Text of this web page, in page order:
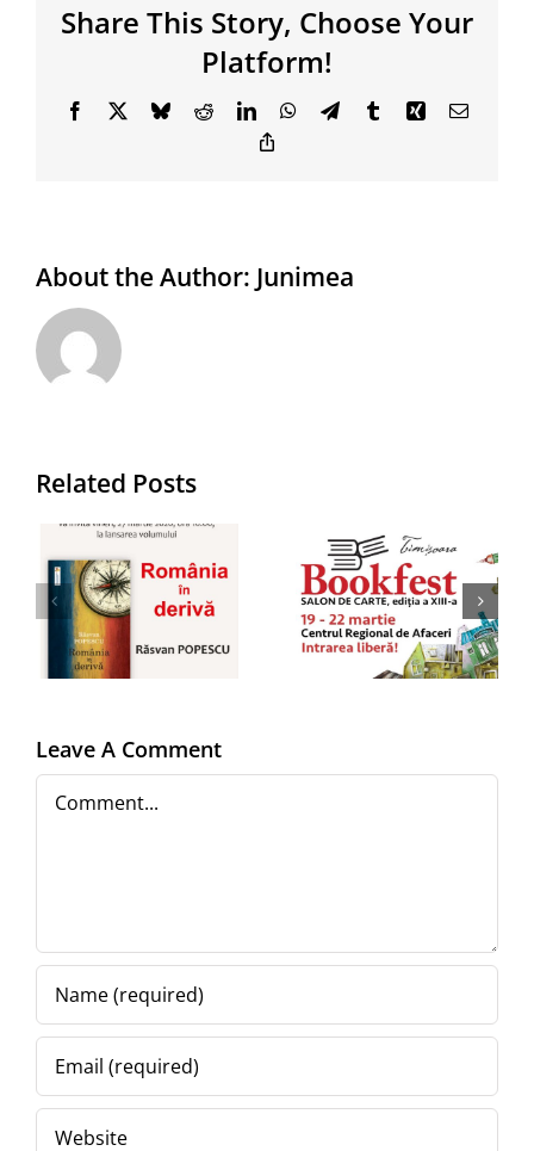
Share This Story, Choose Your
Platform!
Facebook BlueskyRedditLinkedInWhatsApp
TelegramTumblrXing Email
About the Author: Junimea
Related Posts
Salonul
BOOKFEST
Timișoara,
19-22
martie
Regional
de Afaceri
Clubul
SCRIPTOR
ediția nr.
261
Leave A Comment